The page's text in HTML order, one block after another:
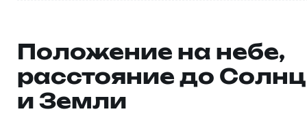
Положение на небе,
расстояние до
и Земли